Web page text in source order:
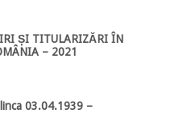
ȘI TITULARIZĂRI ÎN
– 2021
03.04.1939 –